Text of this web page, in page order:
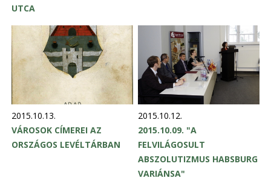
UTCA
2015.10.13.
VÁROSOK CÍMEREI AZ
ORSZÁGOS LEVÉLTÁRBAN
2015.10.12.
2015.10.09. "A
FELVILÁGOSULT
ABSZOLUTIZMUS HABSBURG
VARIÁNSA"